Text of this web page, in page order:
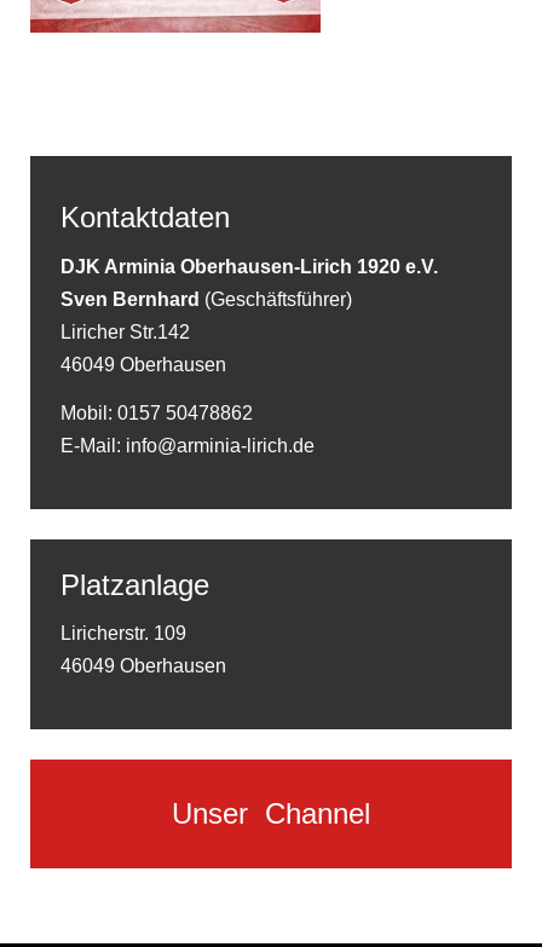
Kontaktdaten
DJK Arminia Oberhausen-Lirich 1920 e.V.
Sven Bernhard (Geschäftsführer)
Liricher Str.142
46049 Oberhausen
Mobil: 0157 50478862
E-Mail: info@arminia-lirich.de
Platzanlage
Liricherstr. 109
46049 Oberhausen
Unser Channel